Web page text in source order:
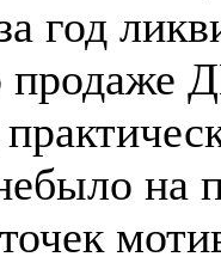
год
продаже
на